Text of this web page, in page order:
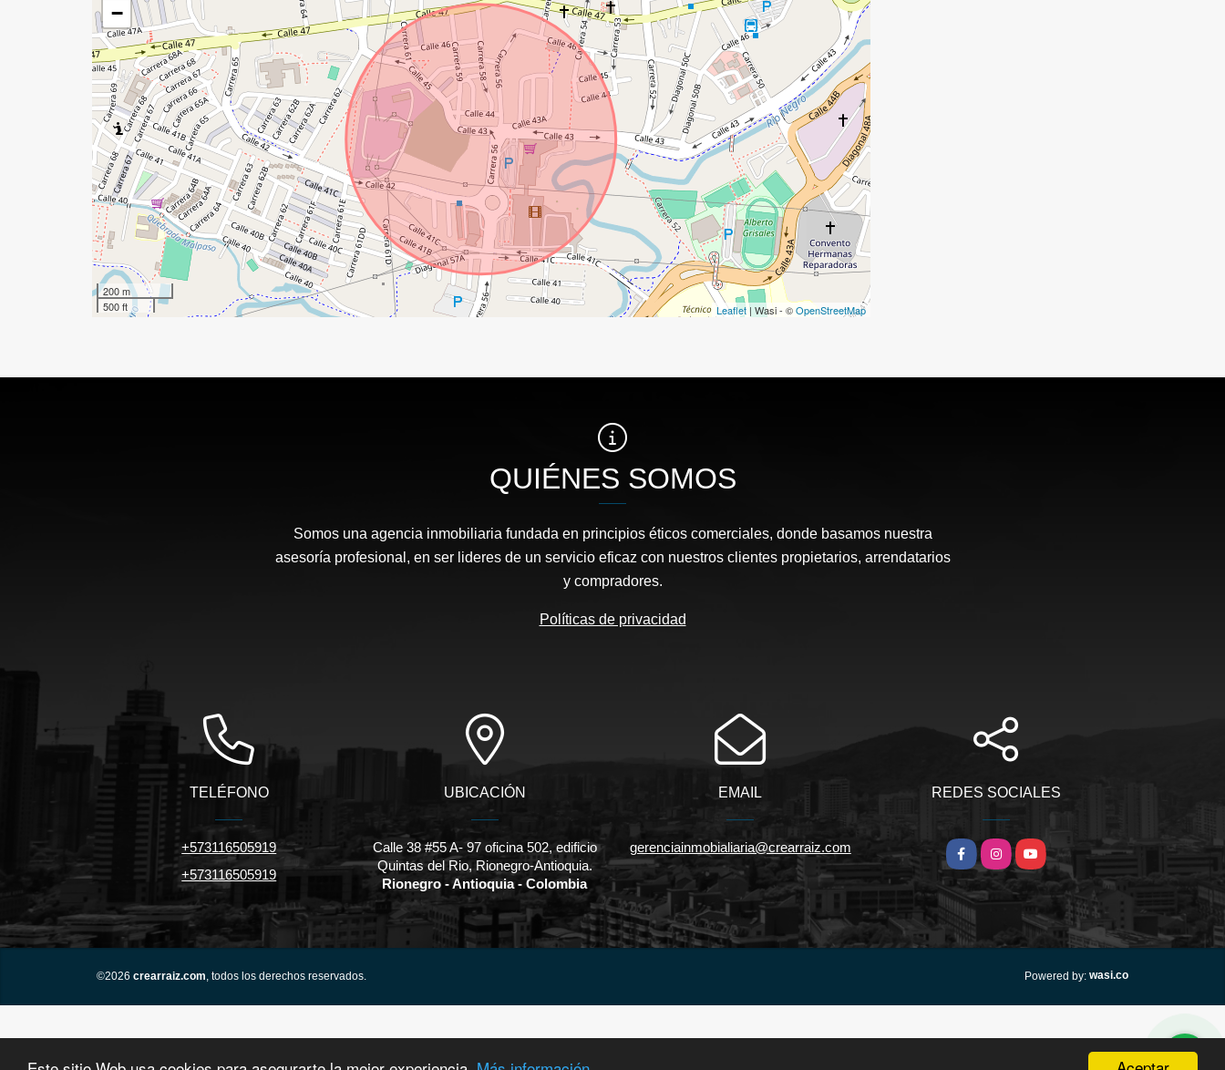
−
200 m
500 ft
Leaflet| Wasi - ©OpenStreetMap
QUIÉNES SOMOS
Somos una agencia inmobiliaria fundada en principios éticos comerciales, donde basamos nuestra
asesoría profesional, en ser lideres de un servicio eficaz con nuestros clientes propietarios, arrendatarios
y compradores.
Políticas de privacidad
TELÉFONO
+573116505919
+573116505919
UBICACIÓN
Calle 38 #55 A- 97 oficina 502, edificio
Quintas del Rio, Rionegro-Antioquia.
Rionegro - Antioquia - Colombia
EMAIL
gerenciainmobialiaria@crearraiz.com
REDES SOCIALES
FacebookInstagramYouTube
©2026 crearraiz.com , todos los derechos reservados. Powered by: wasi.co